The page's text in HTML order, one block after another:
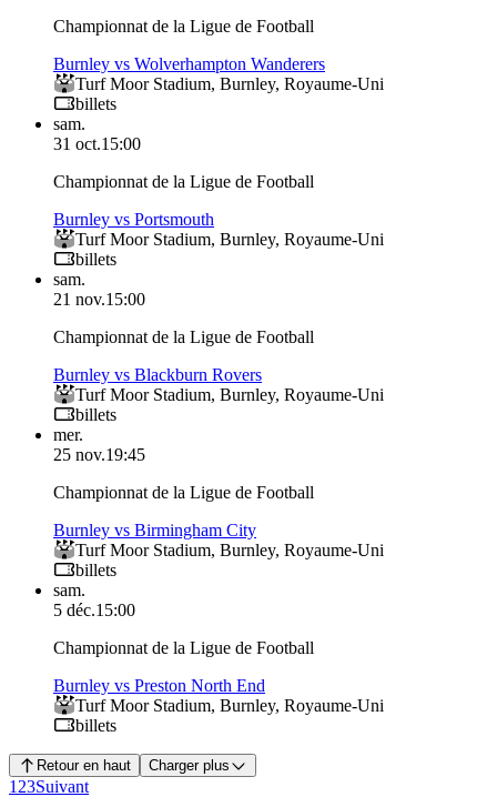
Championnat de la Ligue de Football
Burnley vs Wolverhampton Wanderers
Turf Moor Stadium, Burnley, Royaume-Uni
billets
sam.
31 oct.15:00
Championnat de la Ligue de Football
Burnley vs Portsmouth
Turf Moor Stadium, Burnley, Royaume-Uni
billets
sam.
21 nov.15:00
Championnat de la Ligue de Football
Burnley vs Blackburn Rovers
Turf Moor Stadium, Burnley, Royaume-Uni
billets
mer.
25 nov.19:45
Championnat de la Ligue de Football
Burnley vs Birmingham City
Turf Moor Stadium, Burnley, Royaume-Uni
billets
sam.
5 déc.15:00
Championnat de la Ligue de Football
Burnley vs Preston North End
Turf Moor Stadium, Burnley, Royaume-Uni
billets
Retour en haut Charger plus
1 23Suivant